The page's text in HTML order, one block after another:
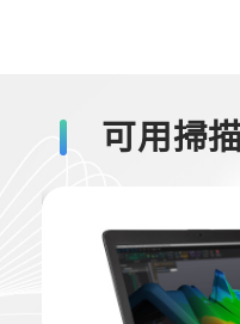
可用掃